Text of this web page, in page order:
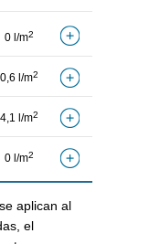
0 l/m2
0,6 l/m2
4,1 l/m2
0 l/m2
aplican al
el